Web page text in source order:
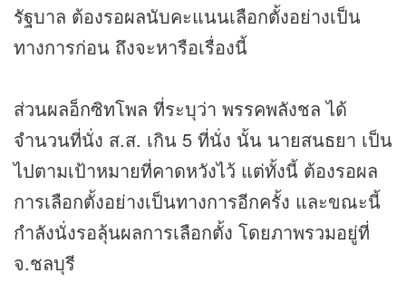
รัฐบาล ต้องรอผลนับคะแนนเลือกตั้งอย่างเป็น
ทางการก่อน ถึงจะหารือเรื่องนี้
ส่วนผลอ็กซิทโพล ที่ระบุว่า พรรคพลังชล ได้
จำนวนที่นั่ง ส.ส. เกิน 5 ที่นั่ง นั้น นายสนธยา เป็น
ไปตามเป้าหมายที่คาดหวังไว้ แต่ทั้งนี้ ต้องรอผล
การเลือกตั้งอย่างเป็นทางการอีกครั้ง และขณะนี้
กำลังนั่งรอลุ้นผลการเลือกตั้ง โดยภาพรวมอยู่ที่
จ.ชลบุรี